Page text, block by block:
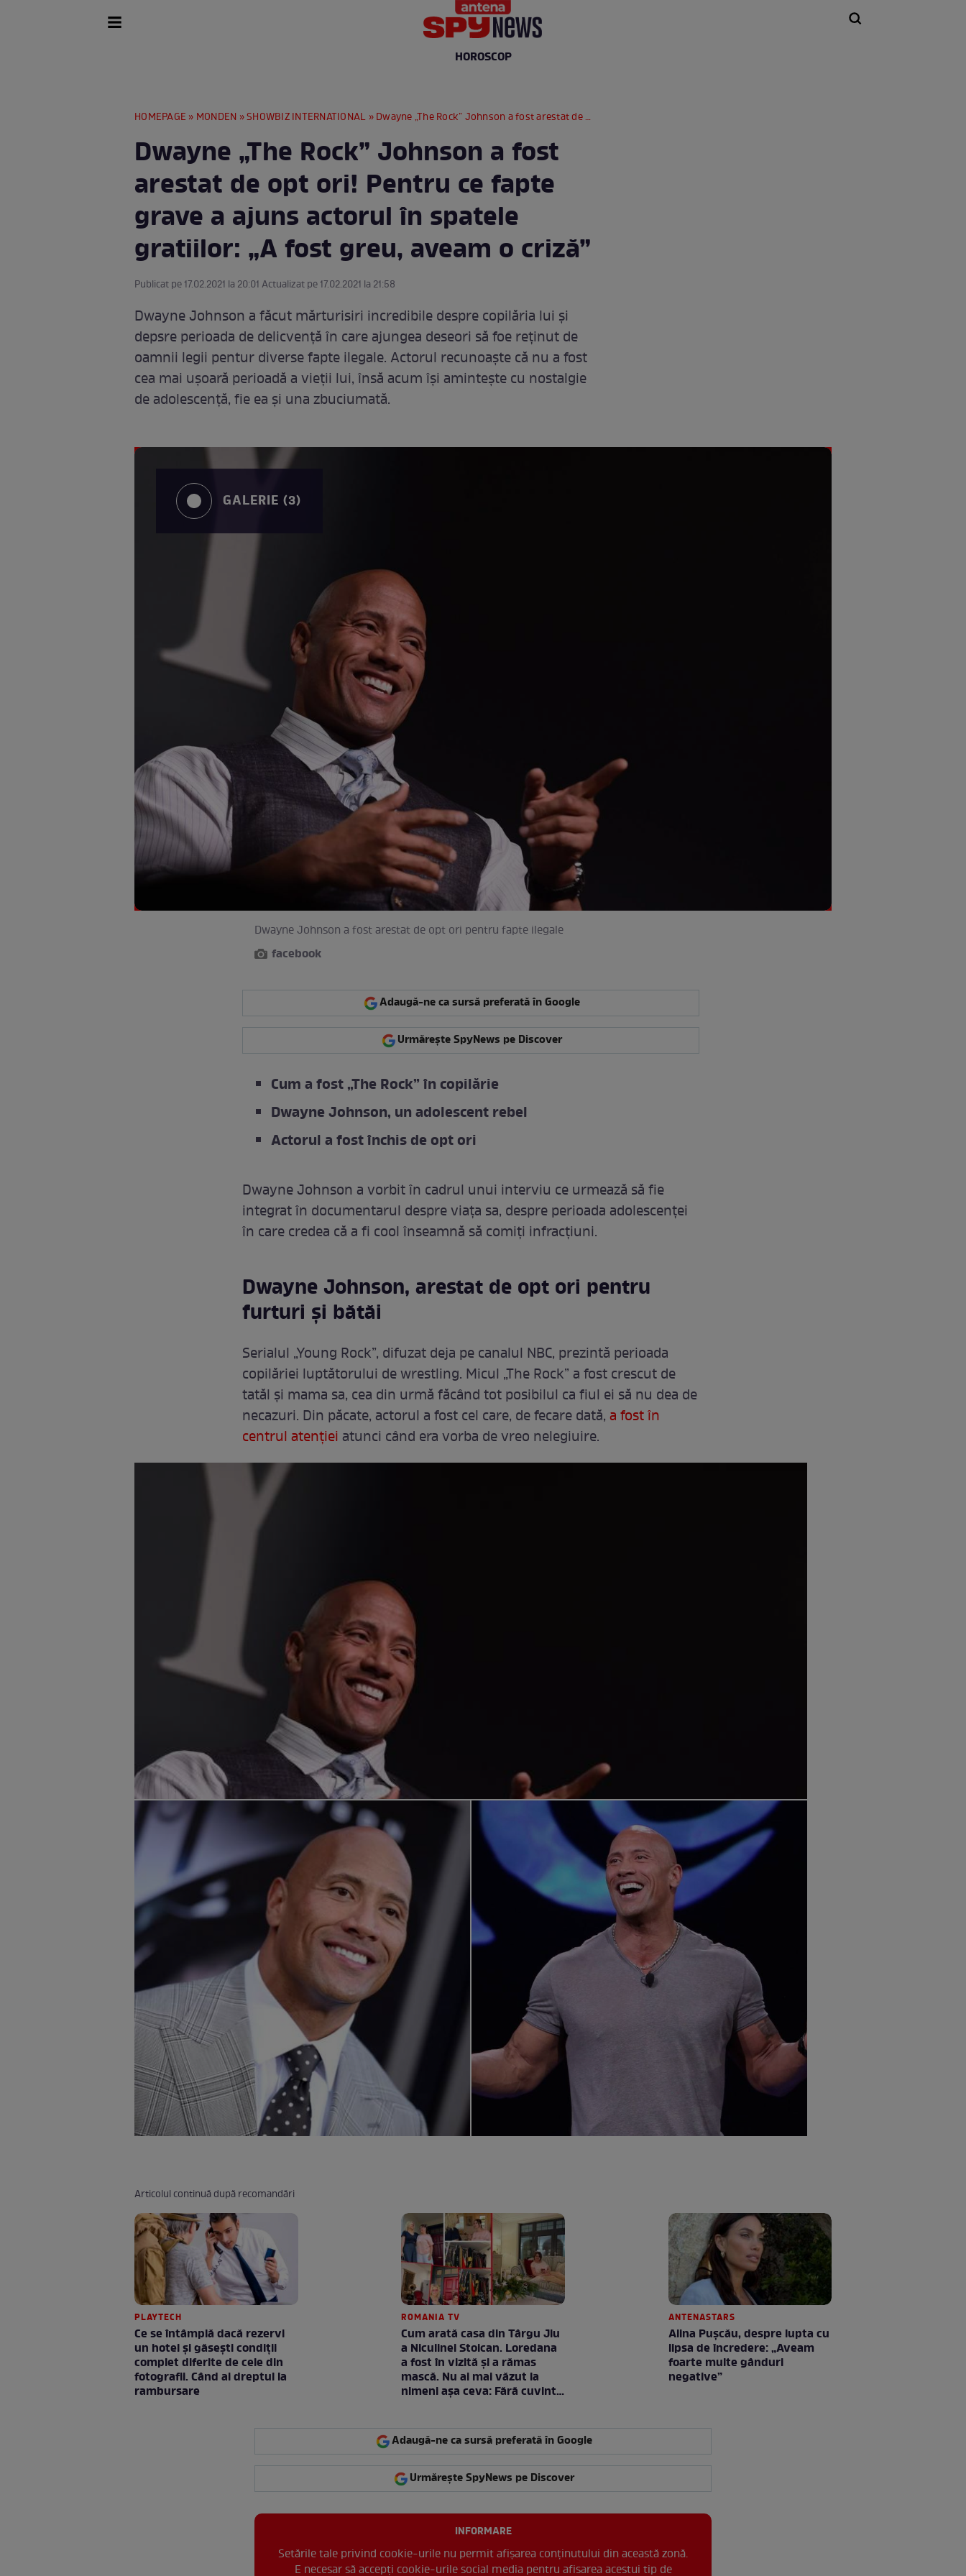
HOROSCOP
HOMEPAGE » MONDEN »SHOWBIZ INTERNATIONAL » Dwayne „The Rock” Johnson a fost arestat de opt ori! Pentru ce fapte grave a ajuns actorul în spatele gratiilor: „A fost greu, aveam o criză”
Dwayne „The Rock” Johnson a fost
arestat de opt ori! Pentru ce fapte
grave a ajuns actorul în spatele
gratiilor: „A fost greu, aveam o criză”
Publicat pe 17.02.2021 la 20:01 Actualizat pe 17.02.2021 la 21:58
Dwayne Johnson a făcut mărturisiri incredibile despre copilăria lui și
depsre perioada de delicvență în care ajungea deseori să foe reținut de
oamnii legii pentur diverse fapte ilegale. Actorul recunoaște că nu a fost
cea mai ușoară perioadă a vieții lui, însă acum își amintește cu nostalgie
de adolescență, fie ea și una zbuciumată.
GALERIE (3)
Dwayne Johnson a fost arestat de opt ori pentru fapte ilegale
facebook
Adaugă-ne ca sursă preferată în Google
Urmărește SpyNews pe Discover
Cum a fost „The Rock” în copilărie
Dwayne Johnson, un adolescent rebel
Actorul a fost închis de opt ori
Dwayne Johnson a vorbit în cadrul unui interviu ce urmează să fie
integrat în documentarul despre viața sa, despre perioada adolescenței
în care credea că a fi cool înseamnă să comiți infracțiuni.
Dwayne Johnson, arestat de opt ori pentru
furturi și bătăi
Serialul „Young Rock”, difuzat deja pe canalul NBC, prezintă perioada
copilăriei luptătorului de wrestling. Micul „The Rock” a fost crescut de
tatăl și mama sa, cea din urmă făcând tot posibilul ca fiul ei să nu dea de
necazuri. Din păcate, actorul a fost cel care, de fecare dată,a fost în
centrul atenției atunci când era vorba de vreo nelegiuire.
Articolul continuă după recomandări
PLAYTECH
Ce se întâmplă dacă rezervi
un hotel și găsești condiții
complet diferite de cele din
fotografii. Când ai dreptul la
rambursare
ROMANIA TV
Cum arată casa din Târgu Jiu
a Niculinei Stoican. Loredana
a fost în vizită și a rămas
mască. Nu ai mai văzut la
nimeni așa ceva: Fără cuvinte
ANTENASTARS
Alina Pușcău, despre lupta cu
lipsa de încredere: „Aveam
foarte multe gânduri
negative”
Adaugă-ne ca sursă preferată în Google
Urmărește SpyNews pe Discover
INFORMARE
Setările tale privind cookie-urile nu permit afișarea conținutului din această zonă.
E necesar să accepți cookie-urile social media pentru afisarea acestui tip de